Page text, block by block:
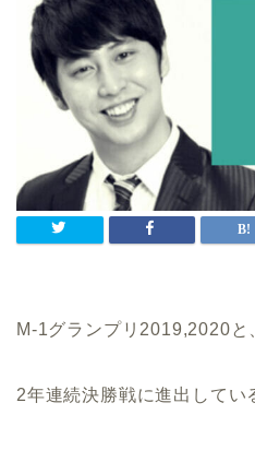
M-1グランプリ2019,2020と
2年連続決勝戦に進出してい